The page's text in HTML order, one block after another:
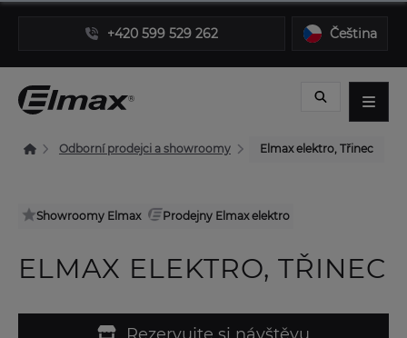
+420 599 529 262 Čeština
Odborní prodejci a showroomy Elmax elektro, Třinec
Showroomy Elmax Prodejny Elmax elektro
ELMAX ELEKTRO, TŘINEC